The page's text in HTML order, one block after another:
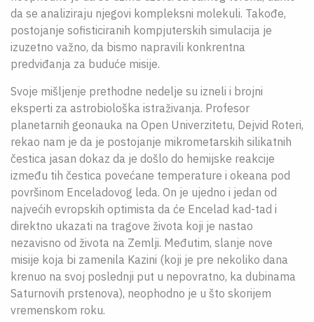
da se analiziraju njegovi kompleksni molekuli. Takođe,
postojanje sofisticiranih kompjuterskih simulacija je
izuzetno važno, da bismo napravili konkrentna
predviđanja za buduće misije.
Svoje mišljenje prethodne nedelje su izneli i brojni
eksperti za astrobiološka istraživanja. Profesor
planetarnih geonauka na Open Univerzitetu, Dejvid Roteri,
rekao nam je da je postojanje mikrometarskih silikatnih
čestica jasan dokaz da je došlo do hemijske reakcije
između tih čestica povećane temperature i okeana pod
površinom Enceladovog leda. On je ujedno i jedan od
najvećih evropskih optimista da će Encelad kad-tad i
direktno ukazati na tragove života koji je nastao
nezavisno od života na Zemlji. Međutim, slanje nove
misije koja bi zamenila Kazini (koji je pre nekoliko dana
krenuo na svoj poslednji put u nepovratno, ka dubinama
Saturnovih prstenova), neophodno je u što skorijem
vremenskom roku.